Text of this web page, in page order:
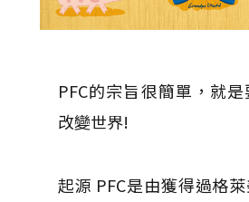
PFC的宗旨很簡單，就
改變世界!
起源 PFC是由獲得過格